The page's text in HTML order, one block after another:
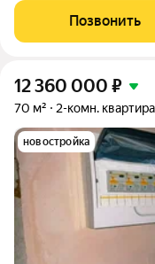
место вашего баланса.
Квартал с максимумом
Позвонить
12 360 000 ₽
70 м² 2-комн. квартира
новостройка